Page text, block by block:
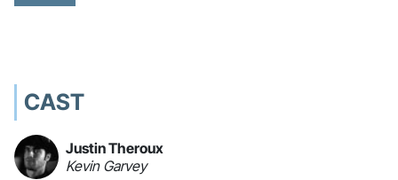
CAST
Justin Theroux
Kevin Garvey